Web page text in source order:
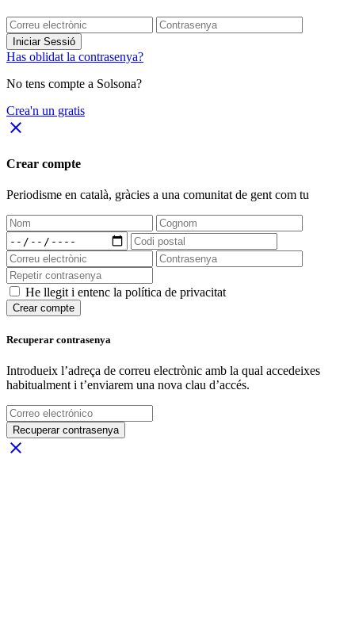
Iniciar Sessió
Has oblidat la contrasenya?
No tens compte a Solsona?
Crea'n un gratis
close
Crear compte
Periodisme en català, gràcies a una comunitat de gent com tu
He llegit i entenc la política de privacitat
Crear compte
Recuperar contrasenya
Introdueix l’adreça de correu electrònic amb la qual accedeixes
habitualment i t’enviarem una nova clau d’accés.
Recuperar contrasenya
close